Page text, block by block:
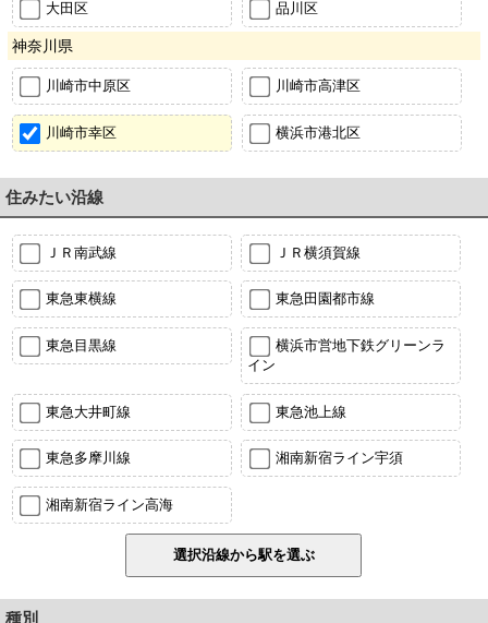
大田区 品川区
神奈川県
川崎市中原区 川崎市高津区
川崎市幸区 横浜市港北区
住みたい沿線
ＪＲ南武線 ＪＲ横須賀線
東急東横線 東急田園都市線
東急目黒線
横浜市営地下鉄グリーンラ
イン
東急大井町線 東急池上線
東急多摩川線 湘南新宿ライン宇須
湘南新宿ライン高海
種別